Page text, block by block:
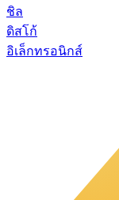
ชิล
ดิสโก้
อิเล็กทรอนิกส์